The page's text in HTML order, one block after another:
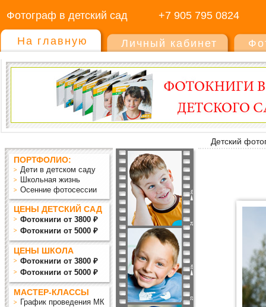
Фотограф в детский сад +7 905 795 0824
На главную Личный кабинет
Детский
ПОРТФОЛИО:
Дети в детском саду
Школьная жизнь
Осенние фотосессии
ЦЕНЫ ДЕТСКИЙ САД
Фотокниги от 3800 ₽
Фотокниги от 5000 ₽
ЦЕНЫ ШКОЛА
Фотокниги от 3800 ₽
Фотокниги от 5000 ₽
МАСТЕР-КЛАССЫ
График проведения МК